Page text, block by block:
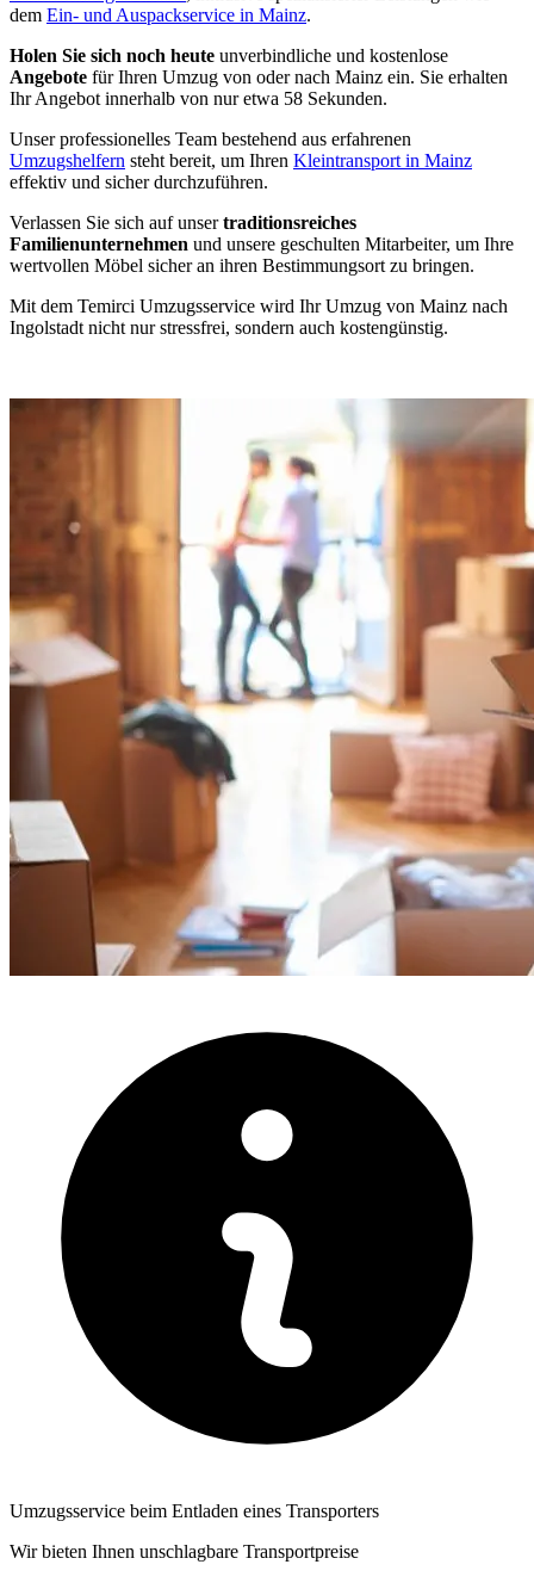
dem Ein- und Auspackservice in Mainz.
Holen Sie sich noch heute unverbindliche und kostenlose
Angebote für Ihren Umzug von oder nach Mainz ein. Sie erhalten
Ihr Angebot innerhalb von nur etwa 58 Sekunden.
Unser professionelles Team bestehend aus erfahrenen
Umzugshelfern steht bereit, um Ihren Kleintransport in Mainz
effektiv und sicher durchzuführen.
Verlassen Sie sich auf unsertraditionsreiches
Familienunternehmen und unsere geschulten Mitarbeiter, um Ihre
wertvollen Möbel sicher an ihren Bestimmungsort zu bringen.
Mit dem Temirci Umzugsservice wird Ihr Umzug von Mainz nach
Ingolstadt nicht nur stressfrei, sondern auch kostengünstig.
Umzugsservice beim Entladen eines Transporters
Wir bieten Ihnen unschlagbare Transportpreise